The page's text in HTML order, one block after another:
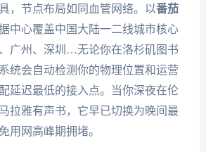
，节点布局如同血管网络。以番茄
中心覆盖中国大陆一二线城市核心
广州、深圳…无论你在洛杉矶图书
统会自动检测你的物理位置和运营
延迟最低的接入点。当你深夜在伦
拉雅有声书，它早已切换为晚间最
用网高峰期拥堵。